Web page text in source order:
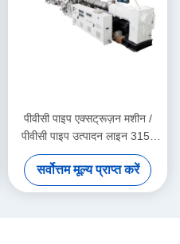
पीवीसी पाइप एक्सट्रूज़न मशीन /
पीवीसी पाइप उत्पादन लाइन 315-
630
सर्वोत्तम मूल्य प्राप्त करें